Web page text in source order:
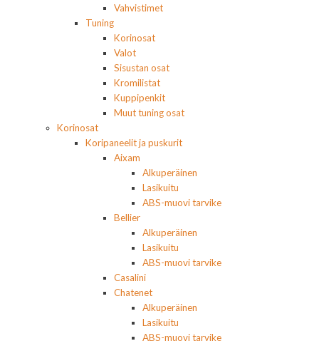
Vahvistimet
Tuning
Korinosat
Valot
Sisustan osat
Kromilistat
Kuppipenkit
Muut tuning osat
Korinosat
Koripaneelit ja puskurit
Aixam
Alkuperäinen
Lasikuitu
ABS-muovi tarvike
Bellier
Alkuperäinen
Lasikuitu
ABS-muovi tarvike
Casalini
Chatenet
Alkuperäinen
Lasikuitu
ABS-muovi tarvike